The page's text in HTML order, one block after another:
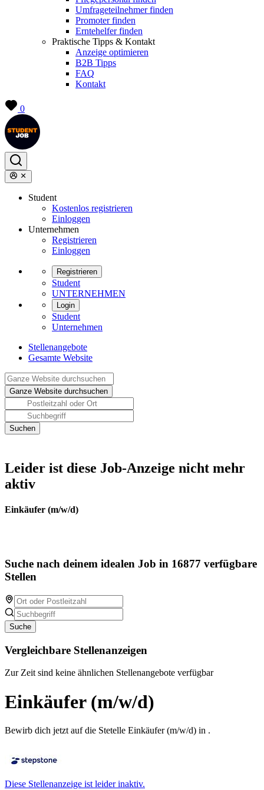
Umfrageteilnehmer finden
Promoter finden
Erntehelfer finden
Praktische Tipps & Kontakt
Anzeige optimieren
B2B Tipps
FAQ
Kontakt
0
Student
Kostenlos registrieren
Einloggen
Unternehmen
Registrieren
Einloggen
Registrieren
Student
UNTERNEHMEN
Login
Student
Unternehmen
Stellenangebote
Gesamte Website
Leider ist diese Job-Anzeige nicht mehr
aktiv
Einkäufer (m/w/d)
Suche nach deinem idealen Job in 16877 verfügbare
Stellen
Suche
Vergleichbare Stellenanzeigen
Zur Zeit sind keine ähnlichen Stellenangebote verfügbar
Einkäufer (m/w/d)
Bewirb dich jetzt auf die Stetelle Einkäufer (m/w/d) in .
Diese Stellenanzeige ist leider inaktiv.